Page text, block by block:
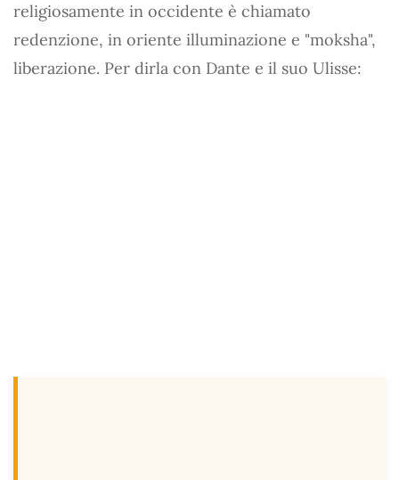
religiosamente in occidente è chiamato
redenzione, in oriente illuminazione e "moksha",
liberazione. Per dirla con Dante e il suo Ulisse: